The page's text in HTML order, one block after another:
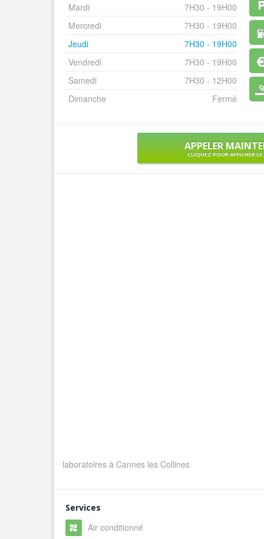
Mardi
7H30 - 19H00
Mercredi
7H30 - 19H00
Jeudi
7H30 - 19H00
Vendredi
7H30 - 19H00
Samedi
7H30 - 12H00
Dimanche
Fermé
APPELER
CLIQUEZ POUR AFFICHER
laboratoires à Cannes les Collines
Services
Air conditionné